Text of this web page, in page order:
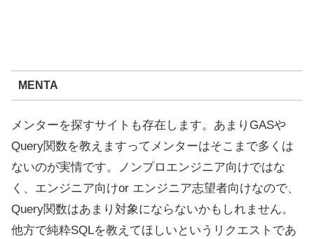
MENTA
メンターを探すサイトも存在します。あまりGASや
Query関数を教えますってメンターはそこまで多くは
ないのが実情です。ノンプロエンジニア向けではな
く、エンジニア向けor エンジニア志望者向けなので、
Query関数はあまり対象にならないかもしれません。
他方で純粋SQLを教えてほしいというリクエストであ